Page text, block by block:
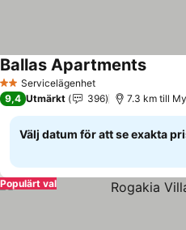
2 StjärnorServicelägenhet
Ballas ApartmentsSe
9,4 Utmärkt 396 7.3 km till
Välj datum för att se exakta
Populärt val